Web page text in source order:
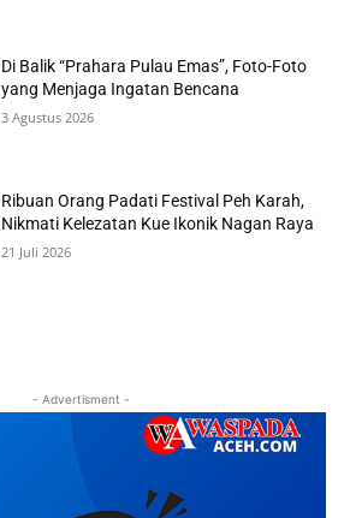
Di Balik “Prahara Pulau Emas”, Foto-Foto
yang Menjaga Ingatan Bencana
3 Agustus 2026
Ribuan Orang Padati Festival Peh Karah,
Nikmati Kelezatan Kue Ikonik Nagan Raya
21 Juli 2026
- Advertisment -